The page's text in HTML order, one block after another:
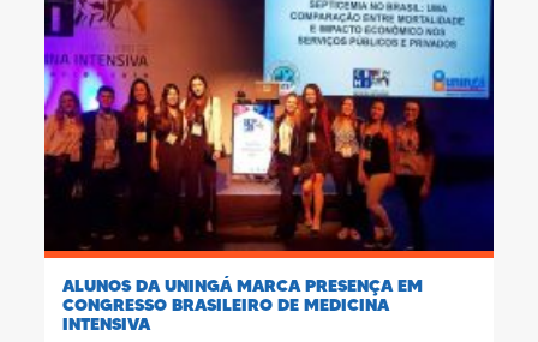
ALUNOS DA UNINGÁ MARCA PRESENÇA EM
CONGRESSO BRASILEIRO DE MEDICINA
INTENSIVA